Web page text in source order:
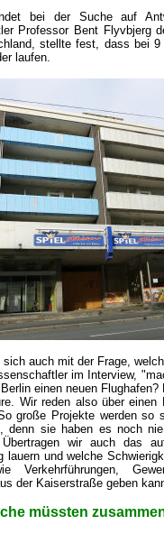
bei der Suche auf
Professor Bent Flyvbjerg
stellte fest, dass bei
laufen.
auch mit der Frage,
im Interview,
einen neuen
Wir reden also über
große Projekte werden so
denn sie haben es noch
Übertragen wir auch das
lauern und welche
Verkehrführungen,
der Kaiserstraße geben
müssten